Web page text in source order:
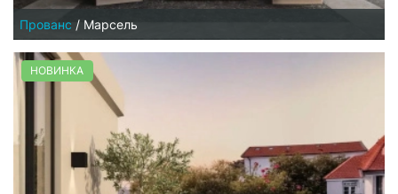
Прованс / Марсель
НОВИНКА